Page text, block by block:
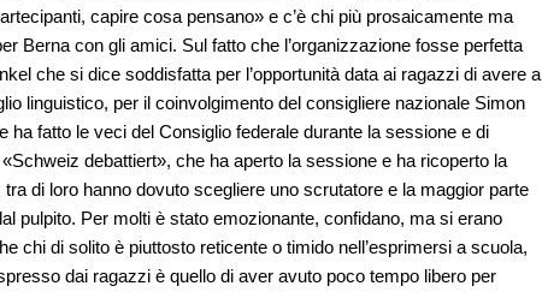
capire cosa pensano» e c’è chi più prosaicamente ma
Berna con gli amici. Sul fatto che l’organizzazione fosse perfetta
che si dice soddisfatta per l’opportunità data ai ragazzi di avere a
linguistico, per il coinvolgimento del consigliere nazionale Simon
ha fatto le veci del Consiglio federale durante la sessione e di
debattiert», che ha aperto la sessione e ha ricoperto la
di loro hanno dovuto scegliere uno scrutatore e la maggior parte
pulpito. Per molti è stato emozionante, confidano, ma si erano
chi di solito è piuttosto reticente o timido nell’esprimersi a scuola,
dai ragazzi è quello di aver avuto poco tempo libero per